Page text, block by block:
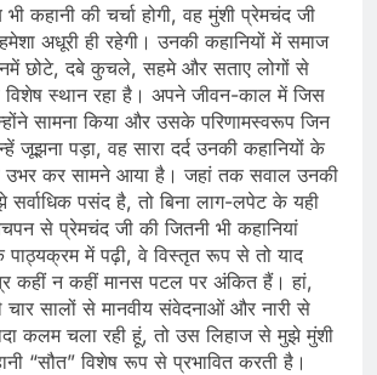
भी कहानी की चर्चा होगी, वह मुंशी प्रेमचंद जी
अधूरी ही रहेगी। उनकी कहानियों में समाज
छोटे, दबे कुचले, सहमे और सताए लोगों से
स्थान रहा है। अपने जीवन-काल में जिस
सामना किया और उसके परिणामस्वरूप जिन
जूझना पड़ा, वह सारा दर्द उनकी कहानियों के
उभर कर सामने आया है। जहां तक सवाल उनकी
सर्वाधिक पसंद है, तो बिना लाग-लपेट के यही
से प्रेमचंद जी की जितनी भी कहानियां
में पढ़ी, वे विस्तृत रूप से तो याद
कहीं न कहीं मानस पटल पर अंकित हैं। हां,
सालों से मानवीय संवेदनाओं और नारी से
कलम चला रही हूं, तो उस लिहाज से मुझे मुंशी
“सौत” विशेष रूप से प्रभावित करती है।